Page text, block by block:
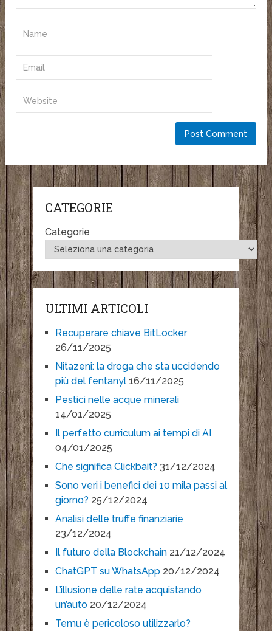
CATEGORIE
Categorie
ULTIMI ARTICOLI
Recuperare chiave BitLocker
26/11/2025
Nitazeni: la droga che sta uccidendo
più del fentanyl 16/11/2025
Pestici nelle acque minerali
14/01/2025
Il perfetto curriculum ai tempi di AI
04/01/2025
Che significa Clickbait? 31/12/2024
Sono veri i benefici dei 10 mila passi al
giorno? 25/12/2024
Analisi delle truffe finanziarie
23/12/2024
Il futuro della Blockchain 21/12/2024
ChatGPT su WhatsApp 20/12/2024
L’illusione delle rate acquistando
un’auto 20/12/2024
Temu è pericoloso utilizzarlo?